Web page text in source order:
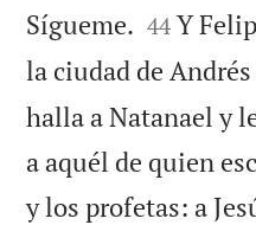
Sígueme. 

44 Y
la ciudad de Andrés
halla a Natanael y
a aquél de quien
y los profetas: a